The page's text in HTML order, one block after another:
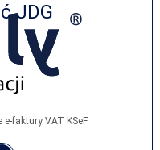
JDG
VAT KSeF